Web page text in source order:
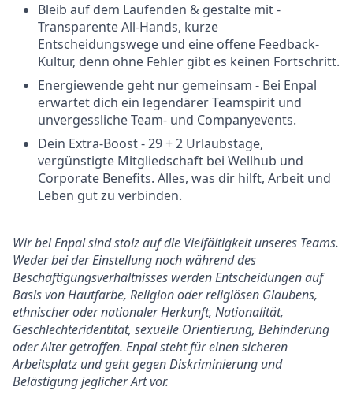
Bleib auf dem Laufenden & gestalte mit -
Transparente All-Hands, kurze
Entscheidungswege und eine offene Feedback-
Kultur, denn ohne Fehler gibt es keinen Fortschritt.
Energiewende geht nur gemeinsam - Bei Enpal
erwartet dich ein legendärer Teamspirit und
unvergessliche Team- und Companyevents.
Dein Extra-Boost - 29 + 2 Urlaubstage,
vergünstigte Mitgliedschaft bei Wellhub und
Corporate Benefits. Alles, was dir hilft, Arbeit und
Leben gut zu verbinden.
Wir bei Enpal sind stolz auf die Vielfältigkeit unseres Teams.
Weder bei der Einstellung noch während des
Beschäftigungsverhältnisses werden Entscheidungen auf
Basis von Hautfarbe, Religion oder religiösen Glaubens,
ethnischer oder nationaler Herkunft, Nationalität,
Geschlechteridentität, sexuelle Orientierung, Behinderung
oder Alter getroffen. Enpal steht für einen sicheren
Arbeitsplatz und geht gegen Diskriminierung und
Belästigung jeglicher Art vor.